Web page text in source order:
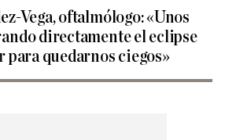
Vega, oftalmólogo: «Unos
directamente el eclipse
para quedarnos ciegos»